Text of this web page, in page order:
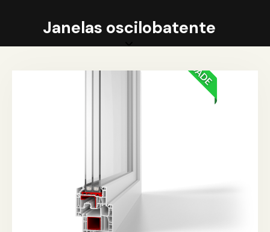
Janelas oscilobatente